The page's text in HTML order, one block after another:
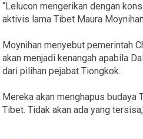
“Lelucon mengerikan dengan
aktivis lama Tibet Maura
Moynihan menyebut pemerintah
akan menjadi kenangah apabila
dari pilihan pejabat Tiongkok.
Mereka akan menghapus budaya
Tibet. Tidak akan ada yang